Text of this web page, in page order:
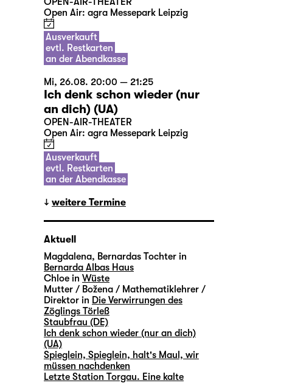
Open Air: agra Messepark Leipzig
Ausverkauft
evtl. Restkarten
an der Abendkasse
Mi, 26.08. 20:00 — 21:25
Ich denk schon wieder (nur
an dich) (UA)
OPEN-AIR-THEATER
Open Air: agra Messepark Leipzig
Ausverkauft
evtl. Restkarten
an der Abendkasse
weitere Termine
Aktuell
Magdalena, Bernardas Tochter in
Bernarda Albas Haus
Chloe in Wüste
Mutter / Božena / Mathematiklehrer /
Direktor in Die Verwirrungen des
Zöglings Törleß
Staubfrau (DE)
Ich denk schon wieder (nur an dich)
(UA)
Spieglein, Spieglein, halt's Maul, wir
müssen nachdenken
Letzte Station Torgau. Eine kalte